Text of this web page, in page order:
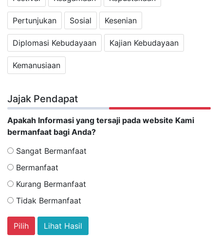
Pertunjukan Sosial Kesenian
Diplomasi Kebudayaan Kajian Kebudayaan
Kemanusiaan
Jajak Pendapat
Apakah Informasi yang tersaji pada website Kami
bermanfaat bagi Anda?
Sangat Bermanfaat
Bermanfaat
Kurang Bermanfaat
Tidak Bermanfaat
Lihat Hasil